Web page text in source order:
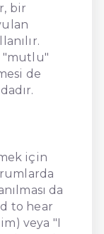
bir
"mutlu"
de
için
da
to hear
veya "I